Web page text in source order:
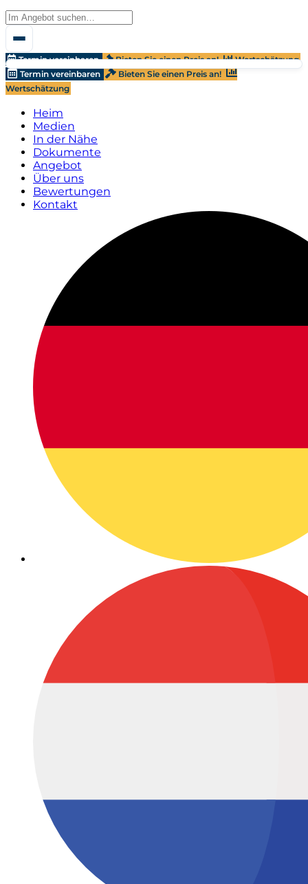
Termin vereinbaren Bieten Sie einen Preis an!
Wertschätzung
Termin vereinbaren
Bieten Sie einen Preis an!
Wertschätzung
Heim
Medien
In der Nähe
Dokumente
Angebot
Über uns
Bewertungen
Kontakt